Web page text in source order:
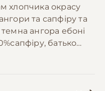
хлопчика окрасу
та сапфіру та
ангора ебоні
батько